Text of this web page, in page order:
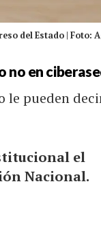
del Estado | Foto:
no en
le pueden
el
Nacional.